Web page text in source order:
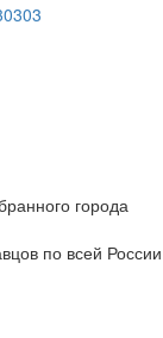
города
по всей России